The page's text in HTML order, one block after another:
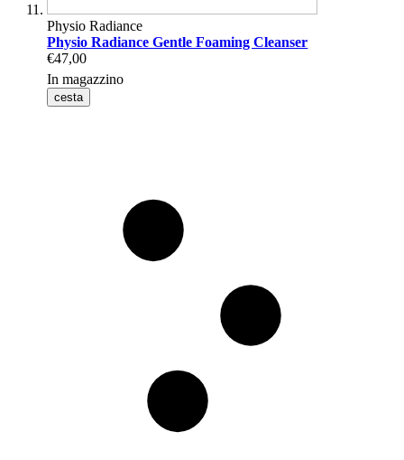
Physio Radiance
Physio Radiance Gentle Foaming Cleanser
€47,00
In magazzino
cesta